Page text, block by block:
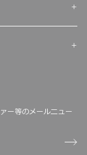
ー等のメールニュー